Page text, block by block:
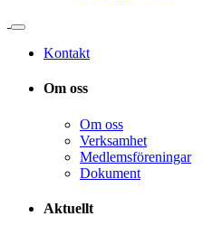
Kontakt
Om oss
Om oss
Verksamhet
Medlemsföreningar
Dokument
Aktuellt